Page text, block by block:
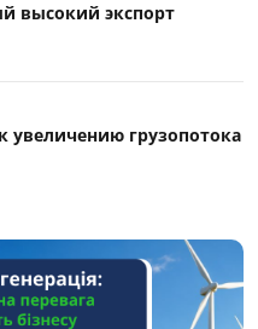
высокий экспорт
увеличению грузопотока